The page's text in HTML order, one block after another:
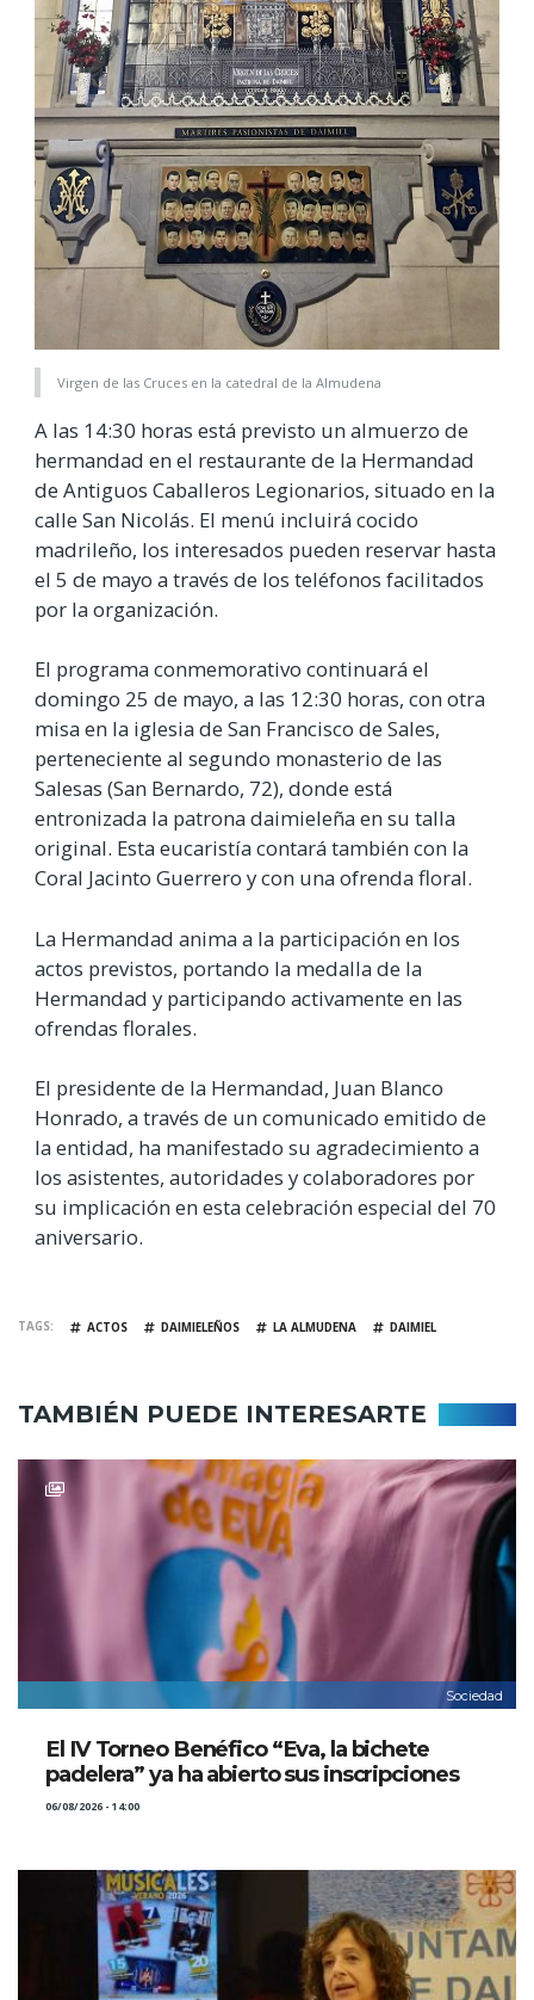
Virgen de las Cruces en la catedral de la Almudena
A las 14:30 horas está previsto un almuerzo de
hermandad en el restaurante de la Hermandad
de Antiguos Caballeros Legionarios, situado en la
calle San Nicolás. El menú incluirá cocido
madrileño, los interesados pueden reservar hasta
el 5 de mayo a través de los teléfonos facilitados
por la organización.
El programa conmemorativo continuará el
domingo 25 de mayo, a las 12:30 horas, con otra
misa en la iglesia de San Francisco de Sales,
perteneciente al segundo monasterio de las
Salesas (San Bernardo, 72), donde está
entronizada la patrona daimieleña en su talla
original. Esta eucaristía contará también con la
Coral Jacinto Guerrero y con una ofrenda floral.
La Hermandad anima a la participación en los
actos previstos, portando la medalla de la
Hermandad y participando activamente en las
ofrendas florales.
El presidente de la Hermandad, Juan Blanco
Honrado, a través de un comunicado emitido de
la entidad, ha manifestado su agradecimiento a
los asistentes, autoridades y colaboradores por
su implicación en esta celebración especial del 70
aniversario.
TAGS ACTOS DAIMIELEÑOS LA ALMUDENA DAIMIEL
TAMBIÉN PUEDE INTERESARTE
Sociedad
El IV Torneo Benéfico “Eva, la bichete
padelera” ya ha abierto sus inscripciones
06/08/2026 - 14:00